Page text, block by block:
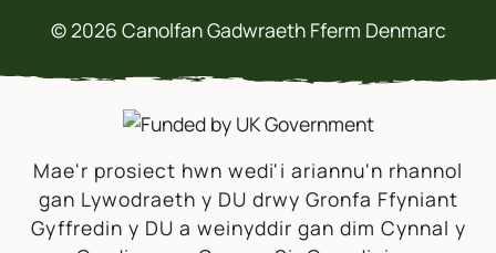
© 2026 Canolfan Gadwraeth Fferm Denmarc
Mae'r prosiect hwn wedi'i ariannu'n rhannol
gan Lywodraeth y DU drwy Gronfa Ffyniant
Gyffredin y DU a weinyddir gan dim Cynnal y